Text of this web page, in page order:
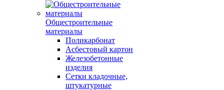
Общестроительные
материалы
Поликарбонат
Асбестовый картон
Железобетонные
изделия
Сетки кладочные,
штукатурные